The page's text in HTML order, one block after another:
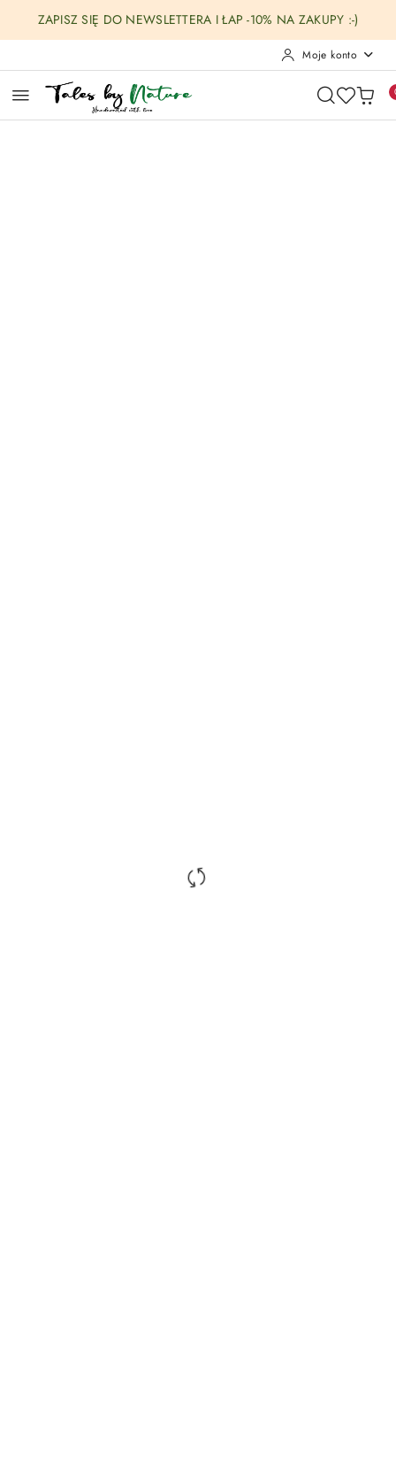
Przejdź do treści głównej
Przejdź do wyszukiwarki
Przejdź do moje konto
Przejdź do menu głównego
Przejdź do opisu produktu
Przejdź do stopki
ZAPISZ SIĘ DO NEWSLETTERA I ŁAP -10% NA ZAKUPY :-)
Moje konto